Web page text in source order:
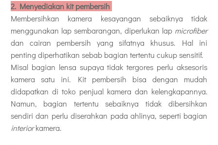
2. Menyediakan kit pembersih
Membersihkan kamera kesayangan sebaiknya tidak
menggunakan lap sembarangan, diperlukan lap microfiber
dan cairan pembersih yang sifatnya khusus. Hal ini
penting diperhatikan sebab bagian tertentu cukup sensitif.
Misal bagian lensa supaya tidak tergores perlu aksesoris
kamera satu ini. Kit pembersih bisa dengan mudah
didapatkan di toko penjual kamera dan kelengkapannya.
Namun, bagian tertentu sebaiknya tidak dibersihkan
sendiri dan perlu diserahkan pada ahlinya, seperti bagian
interiorkamera.